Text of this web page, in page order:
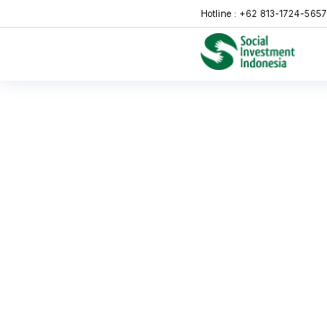
Hotline : +62 813-1724-5657